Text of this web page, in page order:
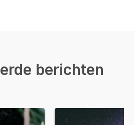
berichten